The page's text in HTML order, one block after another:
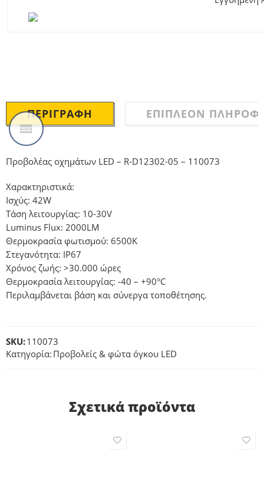
ΠΕΡΙΓΡΑΦΉ ΕΠΙΠΛΈΟΝ
Προβολέας οχημάτων LED – R-D12302-05 – 110073
Χαρακτηριστικά:
Ισχύς: 42W
Τάση λειτουργίας: 10-30V
Luminus Flux: 2000LM
Θερμοκρασία φωτισμού: 6500Κ
Στεγανότητα: IP67
Χρόνος ζωής: >30.000 ώρες
Θερμοκρασία λειτουργίας: -40 – +90°C
Περιλαμβάνεται βάση και σύνεργα τοποθέτησης.
SKU:110073
Κατηγορία: Προβολείς & φώτα όγκου LED
Σχετικά προϊόντα